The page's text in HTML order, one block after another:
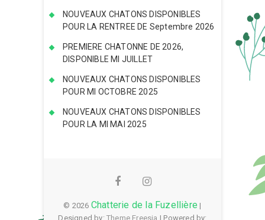
NOUVEAUX CHATONS DISPONIBLES
POUR LA RENTREE DE Septembre 2026
PREMIERE CHATONNE DE 2026,
DISPONIBLE MI JUILLET
NOUVEAUX CHATONS DISPONIBLES
POUR MI OCTOBRE 2025
NOUVEAUX CHATONS DISPONIBLES
POUR LA MI MAI 2025
FacebookInstagram
© 2026 Chatterie de la Fuzellière |
Designed by:Theme Freesia | Powered by: